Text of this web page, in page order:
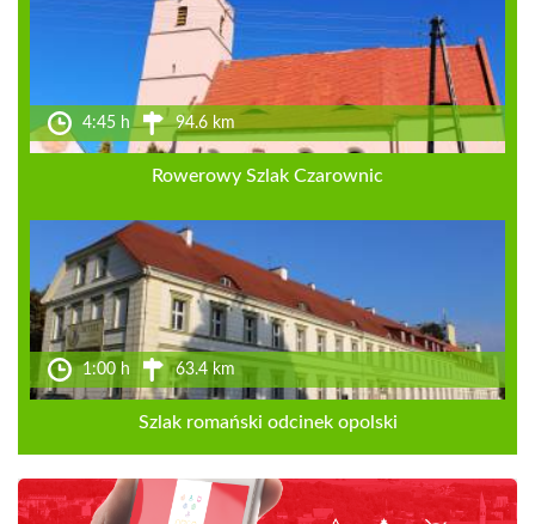
4:45 h 94.6 km
Rowerowy Szlak Czarownic
1:00 h 63.4 km
Szlak romański odcinek opolski